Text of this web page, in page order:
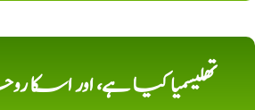
تھلیسمیا کیا ہے، اور اسکا